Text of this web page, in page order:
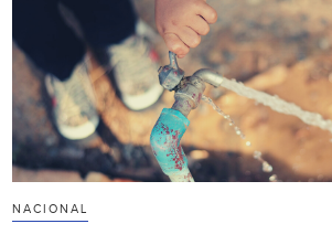
NACIONAL